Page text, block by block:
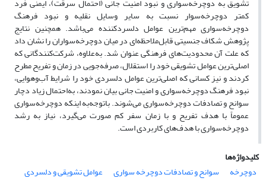
تشویق به دوچرخه‌سواری و نبود امنیت جانی (احتمال سرقت)، ایمنی فرد
کمتر دوچرخه‌سوار نسبت به سایر وسایل نقلیه و نبود فرهنگ
دوچرخه‌سواری مهم‌ترین عوامل دلسردکننده می‌باشد. همچنین نتایج
پژوهش شکاف جنسیتی قابل‌ملاحظه‌ای در میان دوچرخه‌سواران را نشان داد
که علت آن محدودیت‌های فرهنگی عنوان شد. به‌علاوه، شرکت‌کنندگانی که
اصلی‌ترین عوامل تشویقی خود را استقلال، صرفه‌جویی در زمان و تفریح مطرح
کردند و نیز کسانی که اصلی‌ترین عوامل دلسردی خود را شرایط آب‌وهوایی،
نبود فرهنگ دوچرخه‌سواری و امنیت جانی بیان نمودند، به‌احتمال زیاد دچار
سوانح و تصادفات دوچرخه‌سواری می‌شوند. باتوجه‌به اینکه دوچرخه‌سواری
عموماً با هدف تفریح و با زمان سفر کم صورت می‌گیرد، نیاز به رشد
دوچرخه‌سواری با هدف‌های کاربردی است.
کلیدواژه‌ها
دوچرخه
سوانح و تصادفات دوچرخه ‌سواری عوامل تشویقی و دلسردی